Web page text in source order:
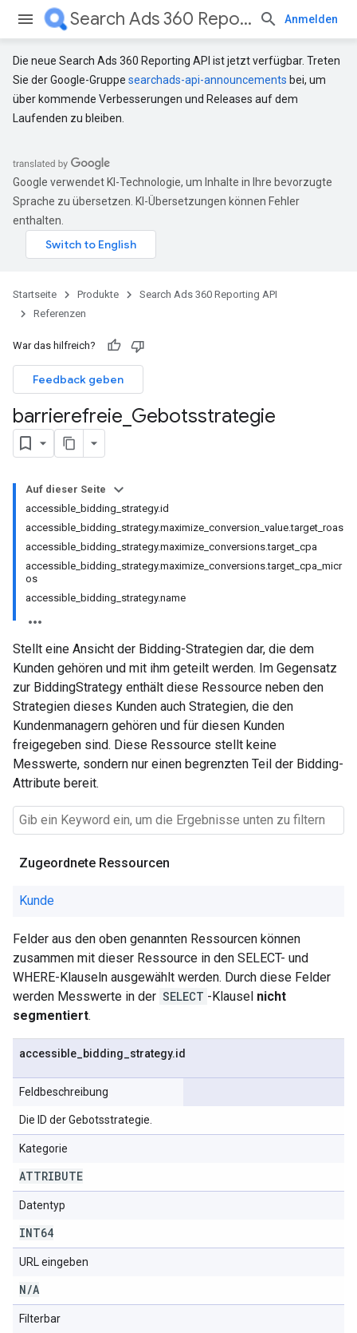
Search Ads 360 Reporting API Anmelden
Die neue Search Ads 360 Reporting API ist jetzt verfügbar. Treten
Sie der Google-Gruppe searchads-api-announcements bei, um
über kommende Verbesserungen und Releases auf dem
Laufenden zu bleiben.
Google verwendet KI-Technologie, um Inhalte in Ihre bevorzugte
Sprache zu übersetzen. KI-Übersetzungen können Fehler
enthalten.
Startseite Produkte
Search Ads 360 Reporting API
Referenzen
War das hilfreich?
Feedback geben
barrierefreie Gebotsstrategie
Auf dieser Seite
accessible_bidding_strategy.id
accessible_bidding_strategy.maximize_conversion_value.target_roas
accessible_bidding_strategy.maximize_conversions.target_cpa
accessible_bidding_strategy.maximize_conversions.target_cpa_micr
os
accessible_bidding_strategy.name
Stellt eine Ansicht der Bidding-Strategien dar, die dem
Kunden gehören und mit ihm geteilt werden. Im Gegensatz
zur BiddingStrategy enthält diese Ressource neben den
Strategien dieses Kunden auch Strategien, die den
Kundenmanagern gehören und für diesen Kunden
freigegeben sind. Diese Ressource stellt keine
Messwerte, sondern nur einen begrenzten Teil der Bidding-
Attribute bereit.
Zugeordnete Ressourcen
Kunde
Felder aus den oben genannten Ressourcen können
zusammen mit dieser Ressource in den SELECT- und
WHERE-Klauseln ausgewählt werden. Durch diese Felder
werden Messwerte in der SELECT -Klausel nicht
segmentiert.
accessible bidding strategy.id
Feldbeschreibung
Die ID der Gebotsstrategie.
Kategorie
ATTRIBUTE
Datentyp
INT64
URL eingeben
N/A
Filterbar